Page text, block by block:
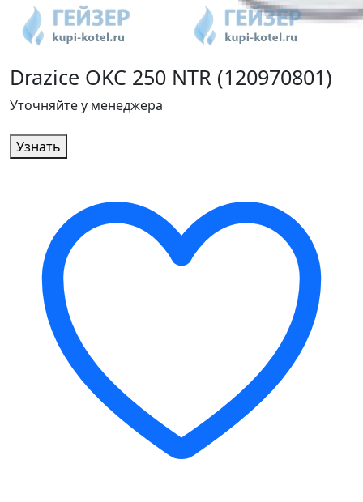
Drazice OKC 250 NTR (120970801)
Уточняйте у менеджера
Узнать